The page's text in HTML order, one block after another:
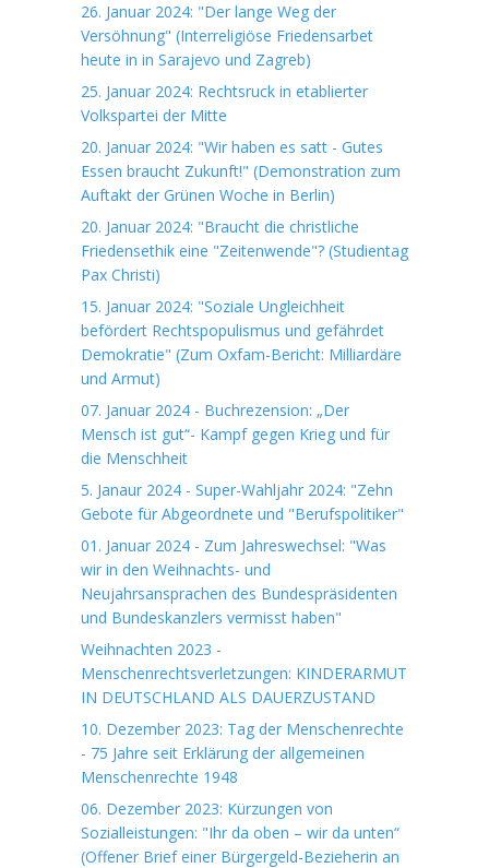
26. Januar 2024: "Der lange Weg der
Versöhnung" (Interreligiöse Friedensarbet
heute in in Sarajevo und Zagreb)
25. Januar 2024: Rechtsruck in etablierter
Volkspartei der Mitte
20. Januar 2024: "Wir haben es satt - Gutes
Essen braucht Zukunft!" (Demonstration zum
Auftakt der Grünen Woche in Berlin)
20. Januar 2024: "Braucht die christliche
Friedensethik eine "Zeitenwende"? (Studientag
Pax Christi)
15. Januar 2024: "Soziale Ungleichheit
befördert Rechtspopulismus und gefährdet
Demokratie" (Zum Oxfam-Bericht: Milliardäre
und Armut)
07. Januar 2024 - Buchrezension: „Der
Mensch ist gut“- Kampf gegen Krieg und für
die Menschheit
5. Janaur 2024 - Super-Wahljahr 2024: "Zehn
Gebote für Abgeordnete und "Berufspolitiker"
01. Januar 2024 - Zum Jahreswechsel: "Was
wir in den Weihnachts- und
Neujahrsansprachen des Bundespräsidenten
und Bundeskanzlers vermisst haben"
Weihnachten 2023 -
Menschenrechtsverletzungen: KINDERARMUT
IN DEUTSCHLAND ALS DAUERZUSTAND
10. Dezember 2023: Tag der Menschenrechte
- 75 Jahre seit Erklärung der allgemeinen
Menschenrechte 1948
06. Dezember 2023: Kürzungen von
Sozialleistungen: "Ihr da oben – wir da unten“
(Offener Brief einer Bürgergeld-Bezieherin an